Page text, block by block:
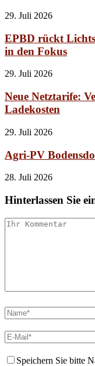
29. Juli 2026
EPBD rückt
in den Fokus
29. Juli 2026
Neue Netztarife:
Ladekosten
29. Juli 2026
Agri-PV
28. Juli 2026
Hinterlassen Sie
Speichern Sie bitte